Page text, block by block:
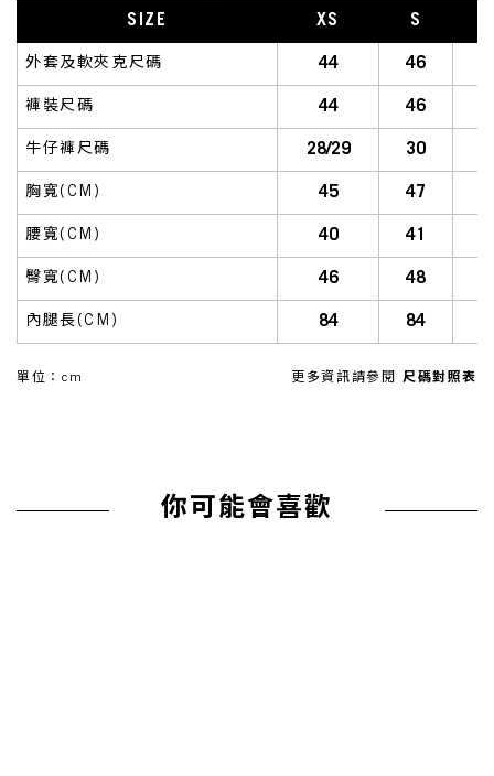
SIZE XS S
外套及軟夾克尺碼 44 46
褲裝尺碼 44 46
牛仔褲尺碼 28/29 30
胸寬(CM) 45 47
腰寬(CM) 40 41
臀寬(CM) 46 48
內腿長(CM) 84 84
單位：cm 更多資訊請參閱 尺碼對照表
你可能會喜歡